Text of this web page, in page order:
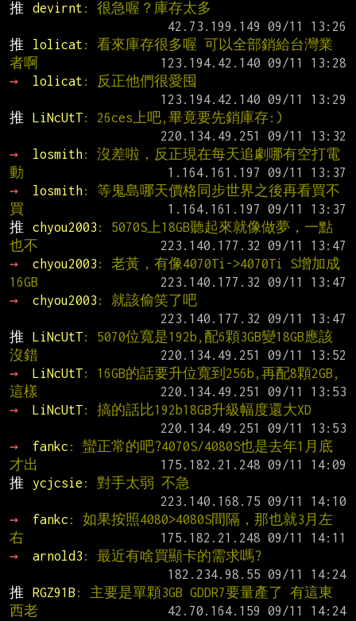
推
devirnt : 很急喔？庫存太多
推
lolicat : 看來庫存很多喔 可以全部銷給台灣業
者啊
→
lolicat : 反正他們很愛囤
推
LiNcUtT: 26ces上吧,畢竟要先銷庫存:)
→
losmith: 沒差啦，反正現在每天追劇哪有空打電
動
→
losmith: 等鬼島哪天價格同步世界之後再看買不
買
推
chyou2003 : 5070S上18GB聽起來就像做夢，一點
也不
→
chyou2003 : 老黃，有像4070Ti->4070Ti S增加成
16GB
→
chyou2003 : 就該偷笑了吧
推
LiNcUtT: 5070位寬是192b,配6顆3GB變18GB應該
沒錯
→
LiNcUtT: 16GB的話要升位寬到256b,再配8顆2GB,
這樣
→
LiNcUtT: 搞的話比192b18GB升級幅度還大XD
→
fankc : 蠻正常的吧?4070S/4080S也是去年1月底
才出
推
ycjcsie : 對手太弱 不急
→
fankc : 如果按照4080>4080S間隔，那也就3月左
右
→
arnold3 : 最近有啥買顯卡的需求嗎?
推
RGZ91B : 主要是單顆3GB GDDR7要量產了 有這東
西老